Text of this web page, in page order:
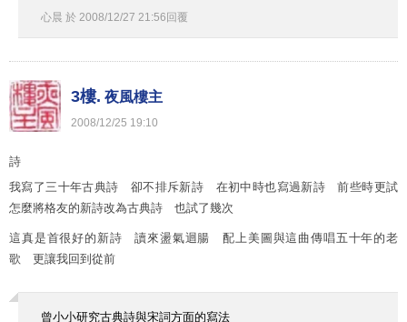
心晨 於 2008/12/27 21:56 回覆
3樓. 夜風樓主
2008/12/25 19:10
詩
我寫了三十年古典詩 卻不排斥新詩 在初中時也寫過新詩 前些時更試
怎麼將格友的新詩改為古典詩 也試了幾次
這真是首很好的新詩 讀來盪氣迴腸 配上美圖與這曲傳唱五十年的老
歌 更讓我回到從前
曾小小研究古典詩與宋詞方面的寫法